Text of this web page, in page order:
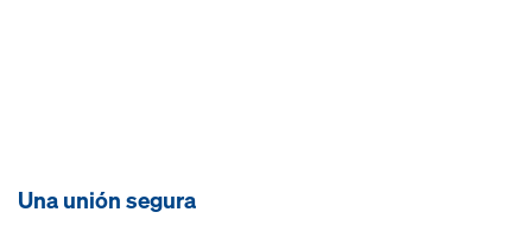
Una unión segura